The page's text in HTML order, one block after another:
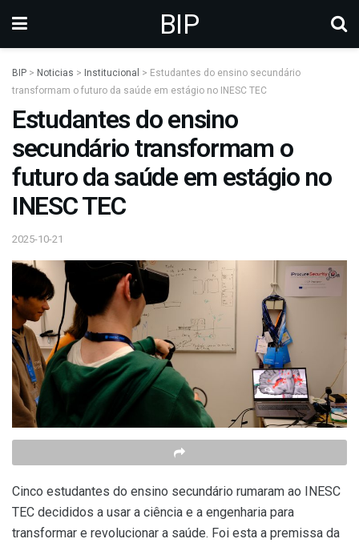
BIP
BIP > Noticias > Institucional > Estudantes do ensino secundário
transformam o futuro da saúde em estágio no INESC TEC
Estudantes do ensino
secundário transformam o
futuro da saúde em estágio no
INESC TEC
2025-10-21
Cinco estudantes do ensino secundário rumaram ao INESC
TEC decididos a usar a ciência e a engenharia para
transformar e revolucionar a saúde. Foi esta a premissa da